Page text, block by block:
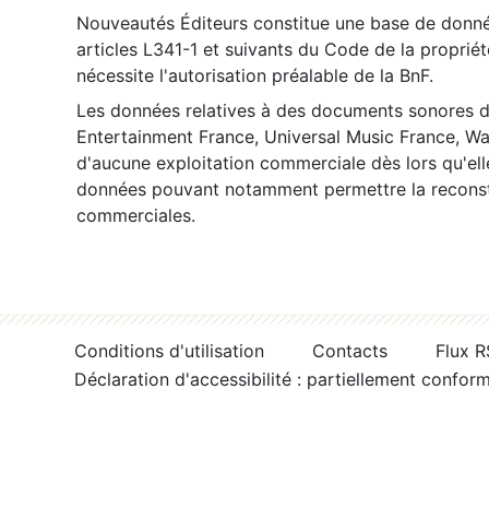
Nouveautés Éditeurs constitue une base de
articles L341-1 et suivants du Code de la
nécessite l'autorisation préalable de la BnF.
Les données relatives à des documents sonores
Entertainment France, Universal Music France,
d'aucune exploitation commerciale dès lors
données pouvant notamment permettre la
commerciales.
Conditions d'utilisation Contacts
Flux
Déclaration d'accessibilité : partiellement